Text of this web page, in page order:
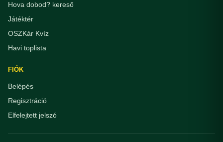
Hova dobod? kereső
Játéktér
OSZKár Kvíz
Havi toplista
FIÓK
Belépés
Regisztráció
Elfelejtett jelszó